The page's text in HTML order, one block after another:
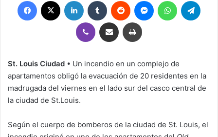
Viber Compartir por correo electrónicoImprimir
St. Louis Ciudad • Un incendio en un complejo de
apartamentos obligó la evacuación de 20 residentes en la
madrugada del viernes en el lado sur del casco central de
la ciudad de St.Louis.
Según el cuerpo de bomberos de la ciudad de St. Louis, el